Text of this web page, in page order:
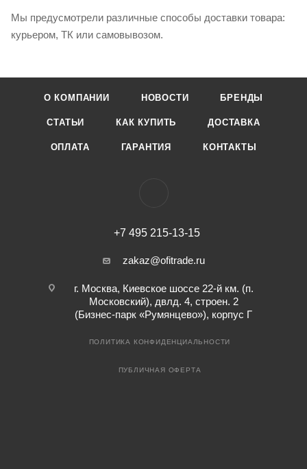
Мы предусмотрели различные способы доставки товара:
курьером, ТК или самовывозом.
О КОМПАНИИ НОВОСТИ БРЕНДЫ
СТАТЬИ КАК КУПИТЬ ДОСТАВКА
ОПЛАТА ГАРАНТИЯ КОНТАКТЫ
+7 495 215-13-15
zakaz@ofitrade.ru
г. Москва, Киевское шоссе 22-й км. (п.
Московский), двлд. 4, строен. 2
(Бизнес-парк «Румянцево»), корпус Г
ПОЛИТИКА КОНФИДЕНЦИАЛЬНОСТИ
ПУБЛИЧНАЯ ОФЕРТА